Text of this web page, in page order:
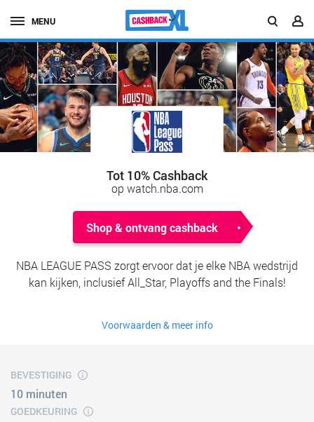
MENU
Tot 10% Cashback
op watch.nba.com
Shop & ontvang cashback
NBA LEAGUE PASS zorgt ervoor dat je elke NBA wedstrijd
kan kijken, inclusief All_Star, Playoffs and the Finals!
Voorwaarden & meer info
BEVESTIGING
10 minuten
GOEDKEURING